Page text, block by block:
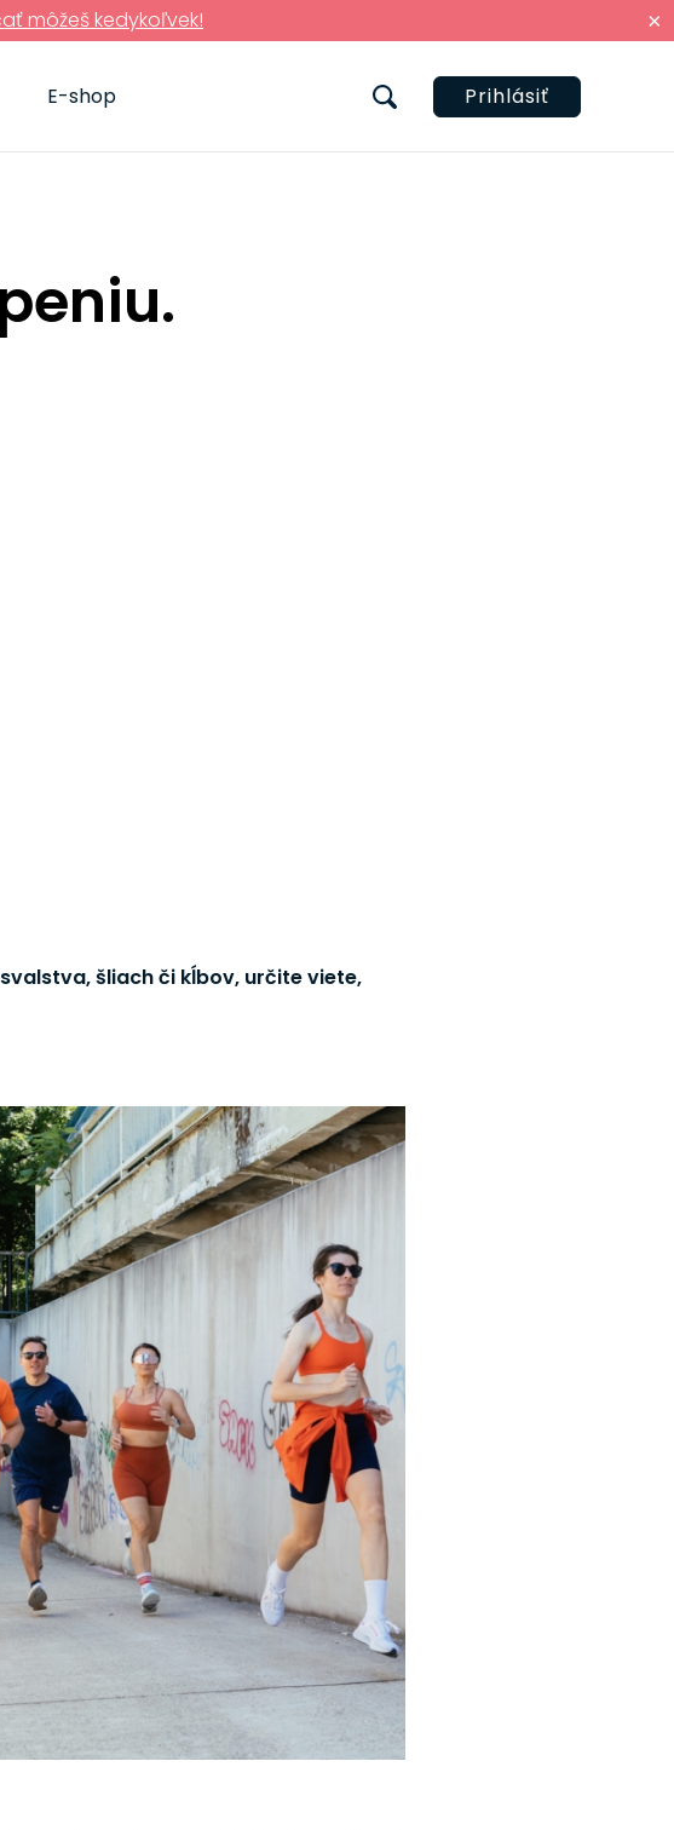
×
môžeš kedykoľvek!
Prihlásiť
E-shop
šliach či kĺbov, určite viete,